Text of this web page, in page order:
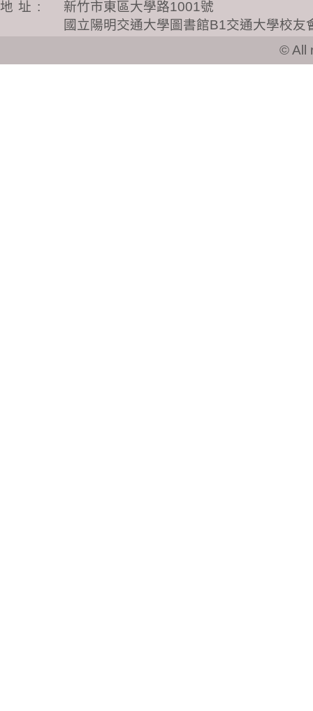
地址 :
新竹市東區大學路1001號
國立陽明交通大學圖書館B1交通大學校友
© All